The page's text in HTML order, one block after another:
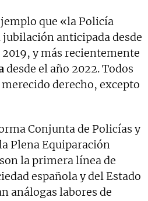
que «la Policía
anticipada desde
y más recientemente
desde el año 2022. Todos
derecho, excepto
Conjunta de Policías y
Plena Equiparación
la primera línea de
española y del Estado
análogas labores de